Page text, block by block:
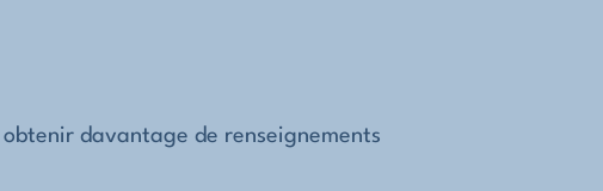
davantage de renseignements